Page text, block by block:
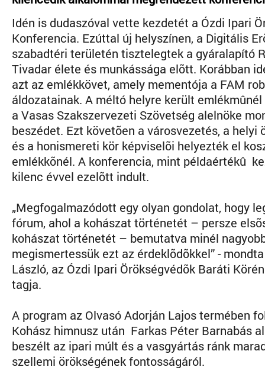
Idén is dudaszóval vette kezdetét a Ózdi Ipari
Konferencia. Ezúttal új helyszínen, a Digitális
szabadtéri területén tisztelegtek a gyáralapító
Tivadar élete és munkássága elõtt. Korábban
azt az emlékkövet, amely mementója a FAM
áldozatainak. A méltó helyre került
a Vasas Szakszervezeti Szövetség alelnöke
beszédet. Ezt követõen a városvezetés, a helyi
és a honismereti kör képviselõi helyezték el
emlékkõnél. A konferencia, mint példaértékû
kilenc évvel ezelõtt indult.
„Megfogalmazódott egy olyan gondolat, hogy
fórum, ahol a kohászat történetét – persze
kohászat történetét – bemutatva minél
megismertessük ezt az érdeklõdõkkel” -
László, az Ózdi Ipari Örökségvédõk Baráti
tagja.
A program az Olvasó Adorján Lajos termében
Kohász himnusz után Farkas Péter Barnabás
beszélt az ipari múlt és a vasgyártás ránk
szellemi örökségének fontosságáról.